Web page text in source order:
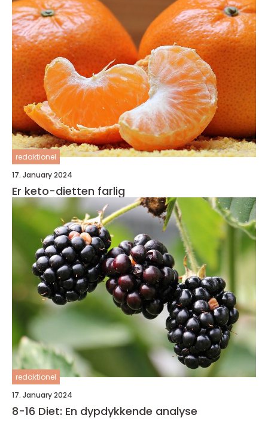
redaktionel
17. January 2024
Er keto-dietten farlig
redaktionel
17. January 2024
8-16 Diet: En dypdykkende analyse